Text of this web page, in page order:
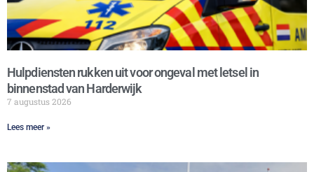
Hulpdiensten rukken uit voor ongeval met letsel in
binnenstad van Harderwijk
7 augustus 2026
Lees meer »